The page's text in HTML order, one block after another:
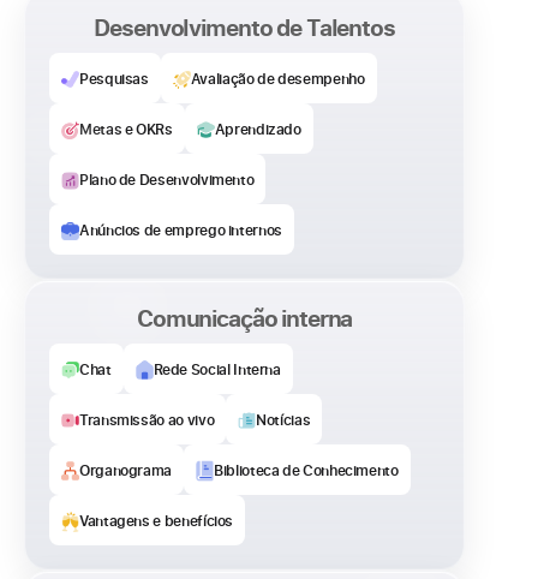
Desenvolvimento de Talentos
Pesquisas Avaliação de desempenho
Metas e OKRs Aprendizado
Plano de Desenvolvimento
Anúncios de emprego internos
Comunicação interna​
Chat Rede Social Interna
Transmissão ao vivo Notícias
Organograma Biblioteca de Conhecimento
Vantagens e benefícios